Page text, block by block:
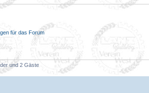
für das Forum
und 2 Gäste